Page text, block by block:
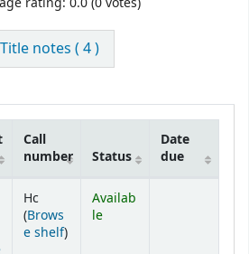
Title notes ( 4 )
Call
number
Status
Date
due
Hc
(Brows
e shelf(Opens below)
)
Availab
le